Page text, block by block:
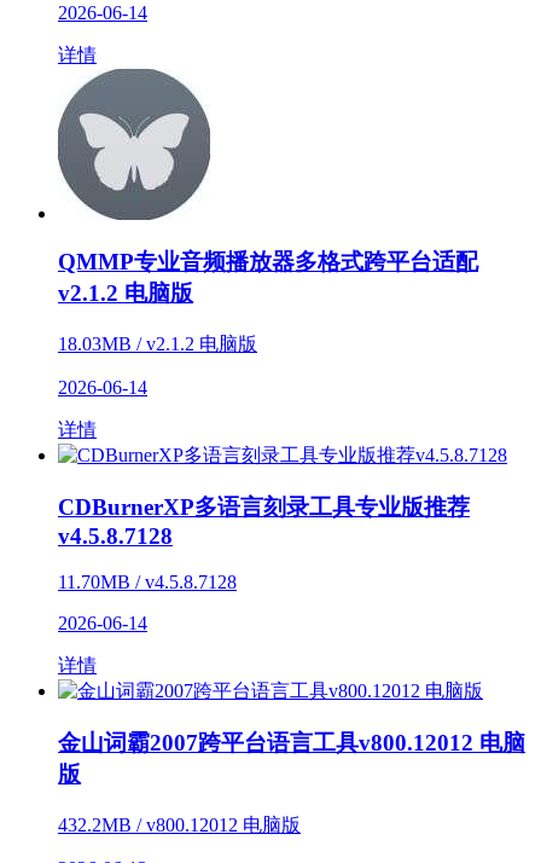
2026-06-14
详情
QMMP专业音频播放器多格式跨平台适配
v2.1.2 电脑版
18.03MB / v2.1.2 电脑版
2026-06-14
详情
CDBurnerXP多语言刻录工具专业版推荐
v4.5.8.7128
11.70MB / v4.5.8.7128
2026-06-14
详情
金山词霸2007跨平台语言工具v800.12012 电脑
版
432.2MB / v800.12012 电脑版